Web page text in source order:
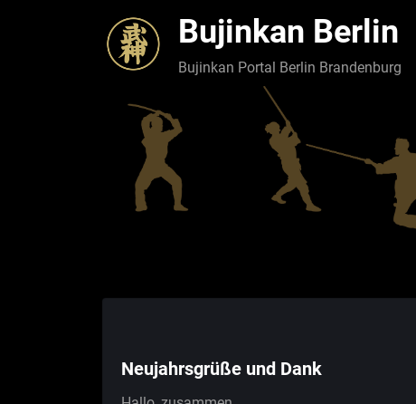
Bujinkan Berlin
Bujinkan Portal Berlin Brandenburg
Neujahrsgrüße und Dank